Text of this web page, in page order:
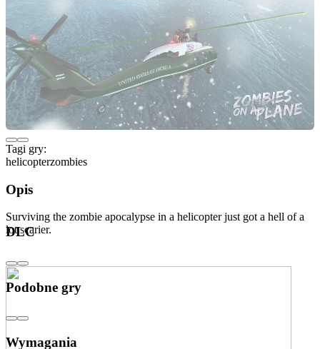
Tagi gry:
helicopterzombies
Opis
Surviving the zombie apocalypse in a helicopter just got a hell of a
lot scarier.
DLC
Podobne gry
Wymagania